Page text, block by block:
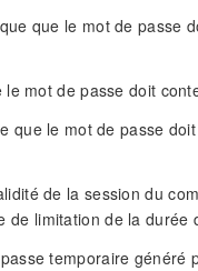
que le mot de passe
mot de passe doit
que le mot de passe
de la session du
de limitation de la durée
temporaire